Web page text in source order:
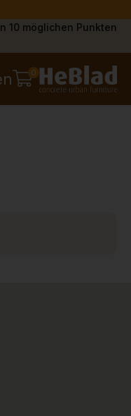
10 möglichen Punkten
0